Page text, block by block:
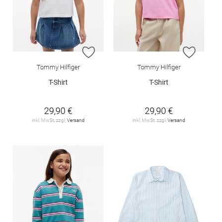
ZUR WUNSCHLISTE HINZUFÜGEN
Tommy Hilfiger
T-Shirt
29,90 €
inkl. MwSt. zzgl. Versand
ZUR
Tommy Hilfiger
T-Shirt
29,90 €
inkl. MwSt. zzgl. Versand